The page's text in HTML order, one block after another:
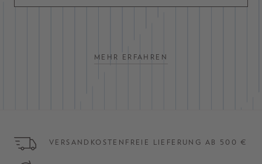
MEHR ERFAHREN
VERSANDKOSTENFREIE LIEFERUNG AB 500 €